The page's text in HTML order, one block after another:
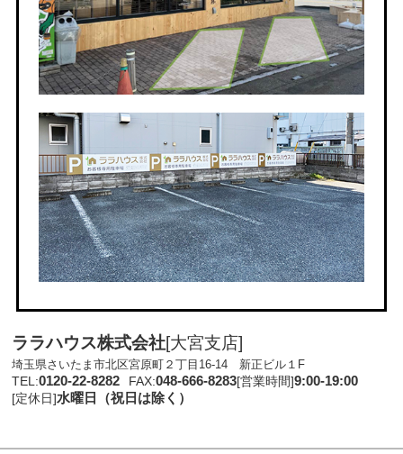
ララハウス株式会社[大宮支店]
埼玉県さいたま市北区宮原町２丁目16-14 新正ビル１F
TEL:0120-22-8282 FAX:048-666-8283[営業時間]9:00-19:00
[定休日]水曜日（祝日は除く）